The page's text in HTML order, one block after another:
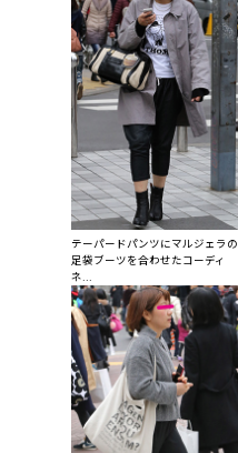
テーパードパンツにマルジェラの
足袋ブーツを合わせたコーディ
ネ...